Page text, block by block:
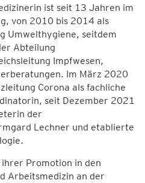
ist seit 13 Jahren im
von 2010 bis 2014 als
Umwelthygiene, seitdem
Abteilung
Impfwesen,
Im März 2020
Corona als fachliche
seit Dezember 2021
der
Lechner und etablierte
Promotion in den
Arbeitsmedizin an der